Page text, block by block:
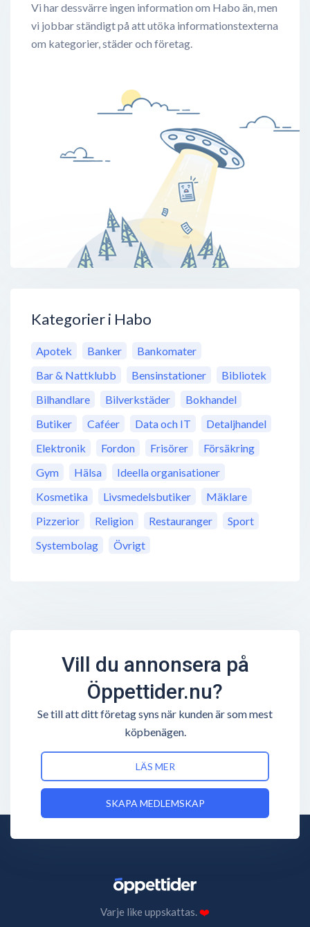
Vi har dessvärre ingen information om Habo än, men
vi jobbar ständigt på att utöka informationstexterna
om kategorier, städer och företag.
Kategorier i Habo
Apotek Banker
Bankomater
Bar & Nattklubb
Bensinstationer
Bibliotek
Bilhandlare
Bilverkstäder
Bokhandel
Butiker
Caféer Data och IT
Detaljhandel
Elektronik
Fordon Frisörer
Försäkring
Gym
Hälsa
Ideella organisationer
Kosmetika
Livsmedelsbutiker
Mäklare
Pizzerior
Religion Restauranger
Sport
Systembolag
Övrigt
Vill du annonsera på
Öppettider.nu?
Se till att ditt företag syns när kunden är som mest
köpbenägen.
LÄS MER
SKAPA MEDLEMSKAP
Varje like uppskattas.❤️